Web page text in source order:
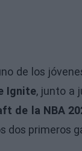
seciton
de los
Ignite, junto a
de la NBA
dos primeros